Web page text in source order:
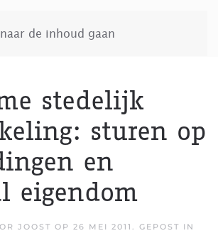
de inhoud gaan
stedelijk
sturen op
en
eigendom
JOOST OP 26 MEI 2011 . GEPOST IN